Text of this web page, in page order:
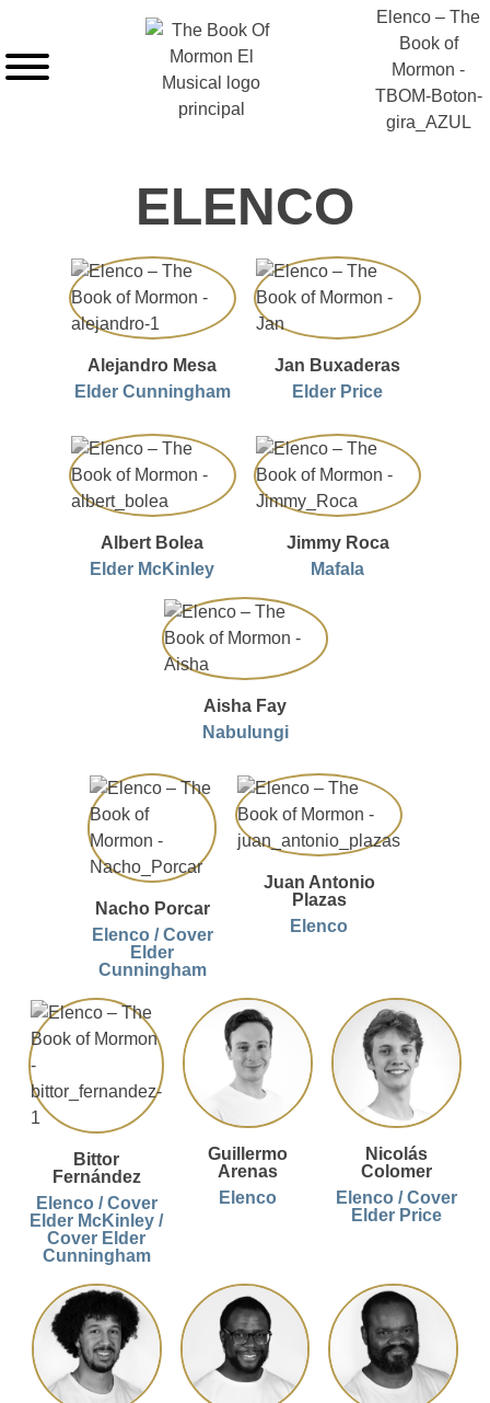
ELENCO
Alejandro Mesa
Elder Cunningham
Jan Buxaderas
Elder Price
Albert Bolea
Elder McKinley
Jimmy Roca
Mafala
Aisha Fay
Nabulungi
Nacho Porcar
Elenco / Cover
Elder
Cunningham
Juan Antonio
Plazas
Elenco
Bittor
Fernández
Elenco / Cover
Elder McKinley /
Cover Elder
Cunningham
Guillermo
Arenas
Elenco
Nicolás
Colomer
Elenco / Cover
Elder Price